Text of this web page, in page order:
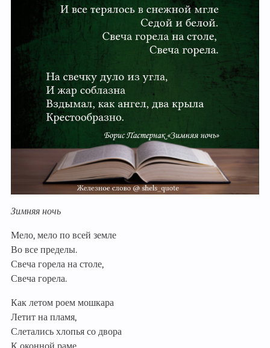
Зимняя ночь
Мело, мело по всей земле
Во все пределы.
Свеча горела на столе,
Свеча горела.
Как летом роем мошкара
Летит на пламя,
Слетались хлопья со двора